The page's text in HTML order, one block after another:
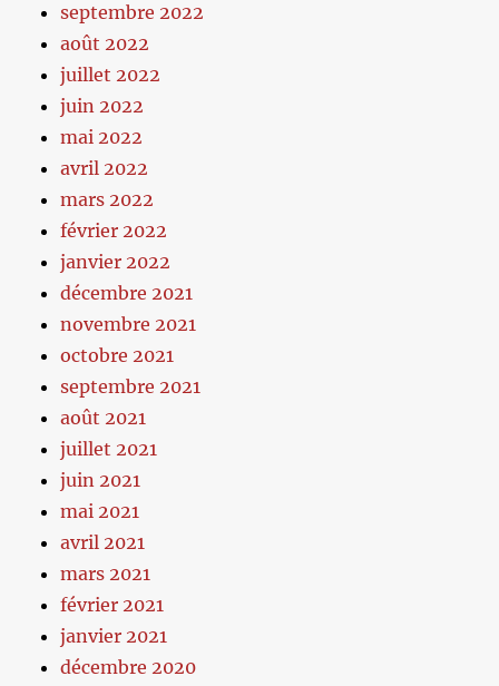
septembre 2022
août 2022
juillet 2022
juin 2022
mai 2022
avril 2022
mars 2022
février 2022
janvier 2022
décembre 2021
novembre 2021
octobre 2021
septembre 2021
août 2021
juillet 2021
juin 2021
mai 2021
avril 2021
mars 2021
février 2021
janvier 2021
décembre 2020